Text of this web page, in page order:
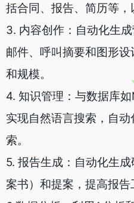
括合同、报告、简历等，
3. 内容创作：自动化生
邮件、呼叫摘要和图形
和规模。
4. 知识管理：与数据库
实现自然语言搜索，自
索。
5. 报告生成：自动化生
案书）和提案，提高报告